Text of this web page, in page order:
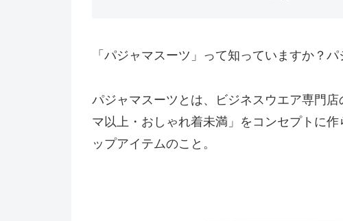
「パジャマスーツ」って知っていますか？
パジャマスーツとは、ビジネスウエア専門
マ以上・おしゃれ着未満」をコンセプトに
ップアイテムのこと。